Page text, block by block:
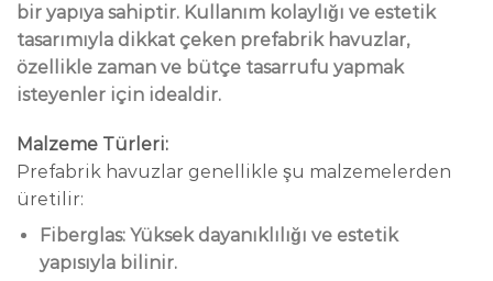
bir yapıya sahiptir. Kullanım kolaylığı ve estetik
tasarımıyla dikkat çeken prefabrik havuzlar,
özellikle zaman ve bütçe tasarrufu yapmak
isteyenler için idealdir.
Malzeme Türleri:
Prefabrik havuzlar genellikle şu malzemelerden
üretilir:
Fiberglas:Yüksek dayanıklılığı ve estetik
yapısıyla bilinir.